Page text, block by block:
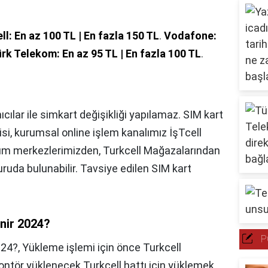
En az 100 TL | En fazla 150 TL. Vodafone:
Telekom: En az 95 TL | En fazla 100 TL.
ile simkart değişikliği yapılamaz. SIM kart
kurumsal online işlem kanalımız İşTcell
merkezlerimizden, Turkcell Mağazalarından
bulunabilir. Tavsiye edilen SIM kart
2024?
Yükleme işlemi için önce Turkcell
yüklenecek Turkcell hattı için yüklemek